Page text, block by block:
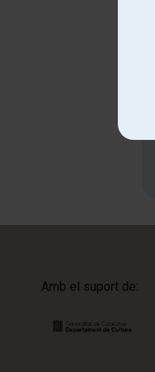
Amb el suport de: